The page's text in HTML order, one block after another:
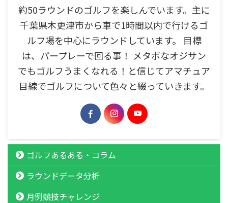
約50ラウンドのゴルフを楽しんでいます。主に
千葉県木更津市から車で1時間以内で行けるゴ
ルフ場を中心にラウンドしています。 目標
は、パープレーで回る事！ メタボなオジサン
でもゴルフうまくなれる！と信じてアマチュア
目線でゴルフについて色々と綴っていきます。
ゴルフあるある・コラム
ラウンドデータ分析
月例競技チャレンジ